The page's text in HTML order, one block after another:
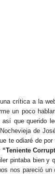
crítica a la
un poco
que querido
de
te odiaré de
“Teniente
pintaba bien y
nos pareció un